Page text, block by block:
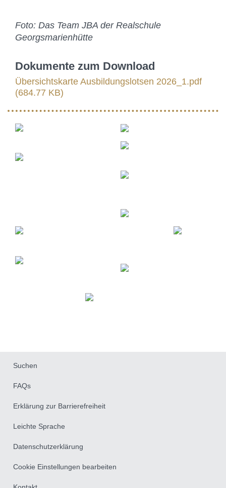
Foto: Das Team JBA der Realschule
Georgsmarienhütte
Dokumente zum Download
Übersichtskarte Ausbildungslotsen 2026_1.pdf
(684.77 KB)
Fußzeile
Suchen
FAQs
Erklärung zur Barrierefreiheit
Leichte Sprache
Datenschutzerklärung
Cookie Einstellungen bearbeiten